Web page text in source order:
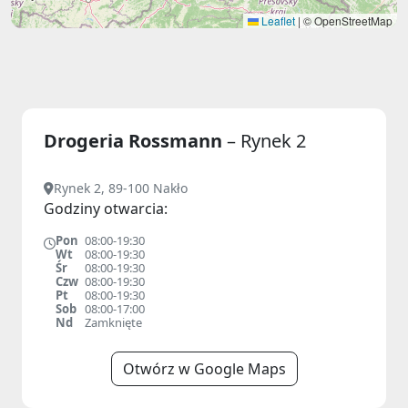
Leaflet | © OpenStreetMap
Drogeria Rossmann – Rynek 2
Rynek 2, 89-100 Nakło
Godziny otwarcia:
Pon 08:00-19:30
Wt
08:00-19:30
Śr
08:00-19:30
Czw 08:00-19:30
Pt
08:00-19:30
Sob 08:00-17:00
Nd
Zamknięte
Otwórz w Google Maps